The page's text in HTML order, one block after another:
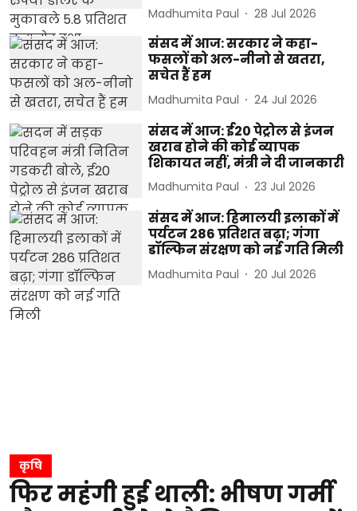
Madhumita Paul 28 Jul 2026
संसद में आज: सरकार ने कहा-
फसलों को अल-नीनो से खतरा,
सचेत हैं हम
Madhumita Paul 24 Jul 2026
संसद में आज: ई20 पेट्रोल से इंजन
खराब होने की कोई व्यापक
शिकायत नहीं, मंत्री ने दी जानकारी
Madhumita Paul 23 Jul 2026
संसद में आज: हिमालयी इलाकों में
पर्यटन 286 प्रतिशत बढ़ा; गंगा
डॉल्फिन संरक्षण को नई गति मिली
Madhumita Paul 20 Jul 2026
कृषि
फिर महंगी हुई थाली: भीषण गर्मी